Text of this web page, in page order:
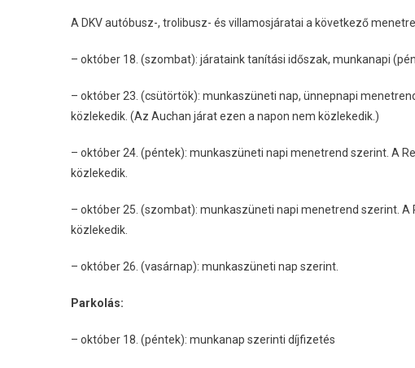
A DKV autóbusz-, trolibusz- és villamosjáratai a következő
– október 18. (szombat): járataink tanítási időszak, munkanapi
– október 23. (csütörtök): munkaszüneti nap, ünnepnapi
közlekedik. (Az Auchan járat ezen a napon nem közlekedik.)
– október 24. (péntek): munkaszüneti napi menetrend szerint. A
közlekedik.
– október 25. (szombat): munkaszüneti napi menetrend szerint.
közlekedik.
– október 26. (vasárnap): munkaszüneti nap szerint.
Parkolás:
– október 18. (péntek): munkanap szerinti díjfizetés